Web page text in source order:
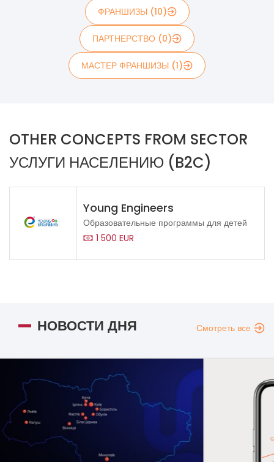
ФРАНШИЗЫ (10)
ПАРТНЕРСТВО (0)
МАСТЕР ФРАНШИЗЫ (1)
OTHER CONCEPTS FROM SECTOR
УСЛУГИ НАСЕЛЕНИЮ (B2C)
Young Engineers
Образовательные программы для детей
1 500 EUR
НОВОСТИ ДНЯ Смотреть все